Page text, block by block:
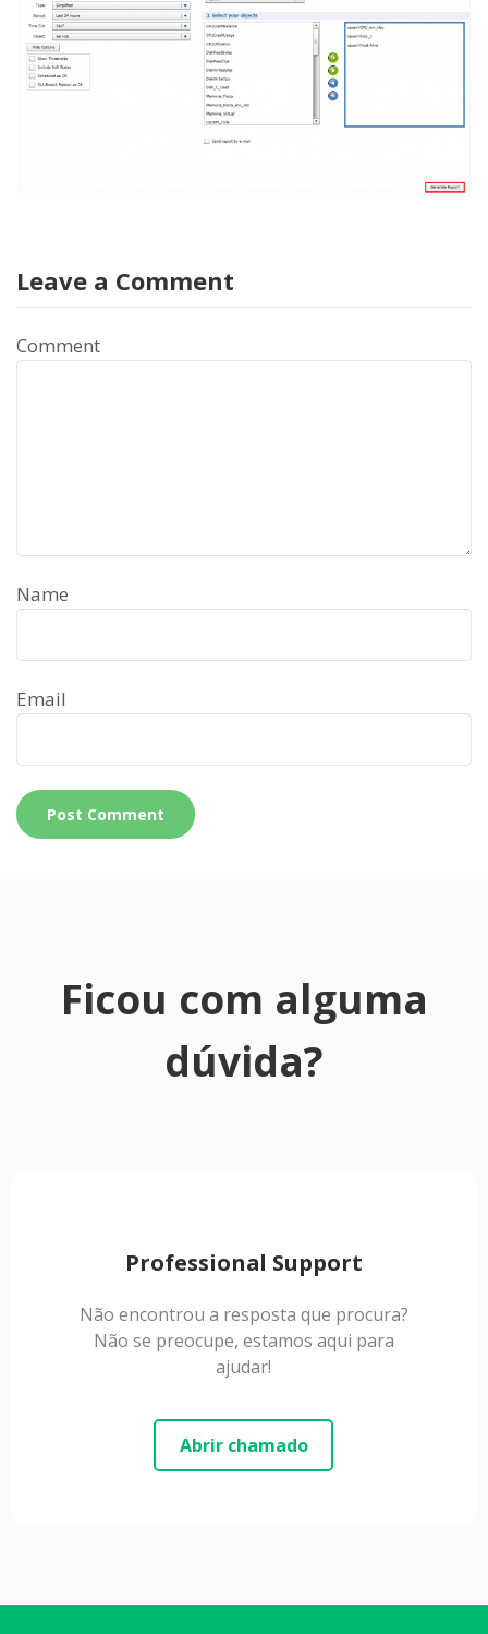
Leave a Comment
Comment
Name
Email
Ficou com alguma
dúvida?
Professional Support
Não encontrou a resposta que procura?
Não se preocupe, estamos aqui para
ajudar!
Abrir chamado